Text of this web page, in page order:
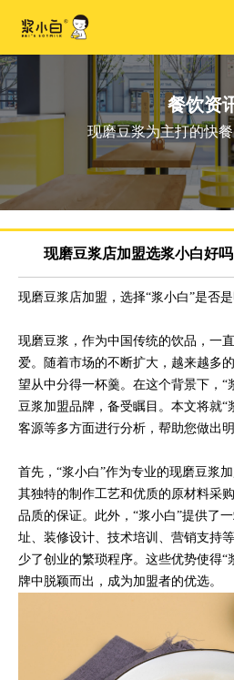
餐饮资
现磨豆浆为主打的快餐
现磨豆浆店加盟选浆小白好
现磨豆浆店加盟，选择“浆小白”是否
现磨豆浆，作为中国传统的饮品，一
爱。随着市场的不断扩大，越来越多
望从中分得一杯羹。在这个背景下，“
豆浆加盟品牌，备受瞩目。本文将就“
客源等多方面进行分析，帮助您做出明
首先，“浆小白”作为专业的现磨豆浆
其独特的制作工艺和优质的原材料采
品质的保证。此外，“浆小白”提供了
址、装修设计、技术培训、营销支持
少了创业的繁琐程序。这些优势使得“
牌中脱颖而出，成为加盟者的优选。